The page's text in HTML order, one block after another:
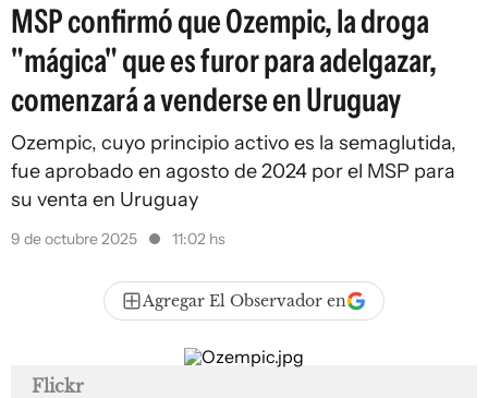
MSP confirmó que Ozempic, la droga
"mágica" que es furor para adelgazar,
comenzará a venderse en Uruguay
Ozempic, cuyo principio activo es la semaglutida,
fue aprobado en agosto de 2024 por el MSP para
su venta en Uruguay
9 de octubre 2025 11:02 hs
Agregar El Observador en
Flickr